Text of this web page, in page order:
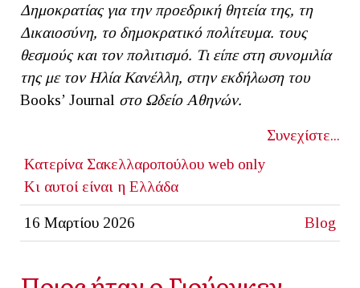
Δημοκρατίας για την προεδρική θητεία της, τη
Δικαιοσύνη, το δημοκρατικό πολίτευμα. τους
θεσμούς και τον πολιτισμό. Τι είπε στη συνομιλία
της με τον Ηλία Κανέλλη, στην εκδήλωση του
Βοοks’ Journal στο Ωδείο Αθηνών.
Συνεχίστε...
Κατερίνα Σακελλαροπούλου web only
Κι αυτοί είναι η Ελλάδα
16 Μαρτίου 2026 Blog